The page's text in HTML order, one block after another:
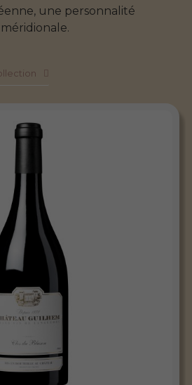
une personnalité
méridionale.